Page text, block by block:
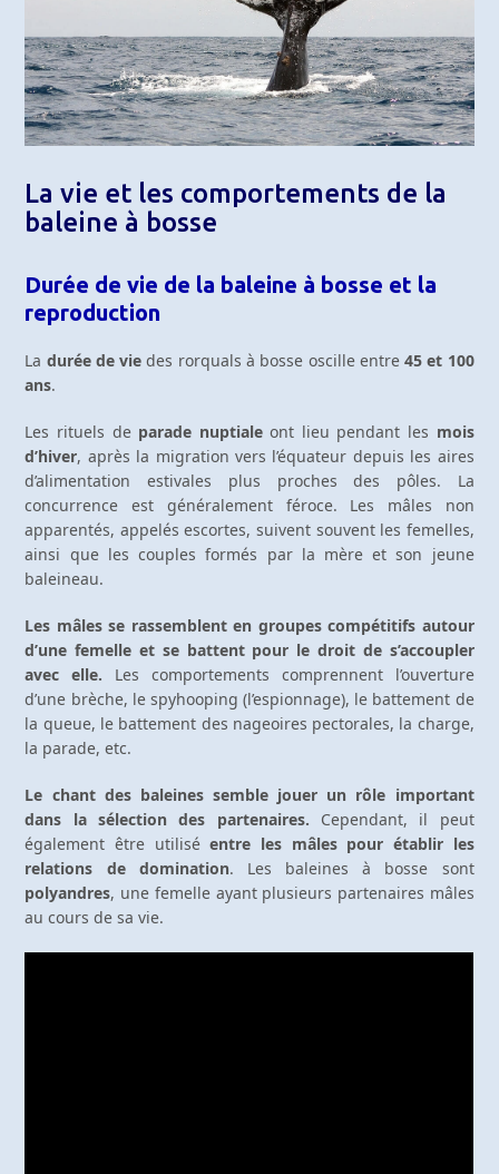
La vie et les comportements de la
baleine à bosse
Durée de vie de la baleine à bosse et la
reproduction
La durée de vie des rorquals à bosse oscille entre45 et 100
ans.
Les rituels deparade nuptialeont lieu pendant les mois
d’hiver, après la migration vers l’équateur depuis les aires
d’alimentation estivales plus proches des pôles. La
concurrence est généralement féroce. Les mâles non
apparentés, appelés escortes, suivent souvent les femelles,
ainsi que les couples formés par la mère et son jeune
baleineau.
Les mâles se rassemblent en groupes compétitifs autour
d’une femelle et se battent pour le droit de s’accoupler
avec elle. Les comportements comprennent l’ouverture
d’une brèche, le spyhooping (l’espionnage), le battement de
la queue, le battement des nageoires pectorales, la charge,
la parade, etc.
Le chant des baleines semble jouer un rôle important
dans la sélection des partenaires. Cependant, il peut
également être utiliséentre les mâles pour établir les
relations de domination. Les baleines à bosse sont
polyandres, une femelle ayant plusieurs partenaires mâles
au cours de sa vie.